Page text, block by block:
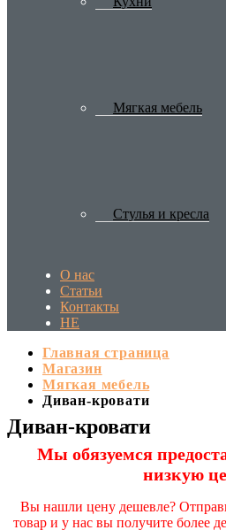
Мягкая мебель
Стулья и кресла
О нас
Статьи
Контакты
HE
Главная страница
Магазин
Мягкая мебель
Диван-кровати
Диван-кровати
Мы обязуемся
низкую
Вы нашли цену дешевле?
товар и у нас вы получите более